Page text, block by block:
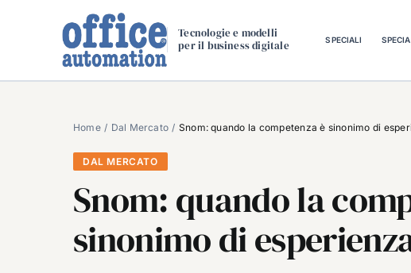
Tecnologie e modelli
per il business digitale
SPECIALI
Home Dal Mercato Snom: quando la competenza è sinonimo di
DAL MERCATO
Snom: quando la
sinonimo di